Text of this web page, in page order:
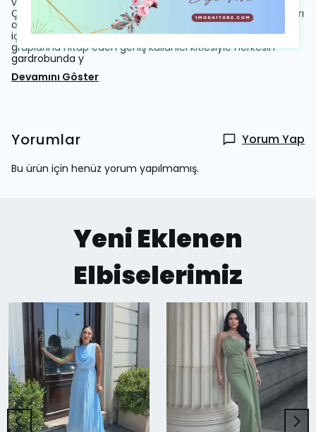
Çift cepli yapısı küçük eşyalarınız için pratik saklama alanları
oluştururken aynı zamanda şık görünüm kazandırır.; Astarlı
iç yapıyla ekstra sıcaklık ve konfor hissi yaşatır.; Tüm yaş
gruplarına hitap eden geniş kullanıcı kitlesiyle herkesin
gardrobunda y
Devamını Göster
Yorumlar Yorum Yap
Bu ürün için henüz yorum yapılmamış.
Yeni Eklenen
Elbiselerimiz